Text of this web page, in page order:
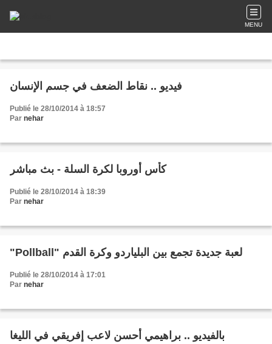
MENU
فيديو .. نقاط الضعف في جسم الإنسان
Publié le 28/10/2014 à 18:57
Par nehar
كأس أوروبا لكرة السلة - بث مباشر
Publié le 28/10/2014 à 18:39
Par nehar
"Pollball" لعبة جديدة تجمع بين البلياردو وكرة القدم
Publié le 28/10/2014 à 17:01
Par nehar
بالفيديو .. براهيمي أحسن لاعب إفريقي في الليغا